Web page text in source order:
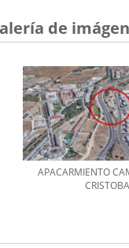
de
APACARMIENTO